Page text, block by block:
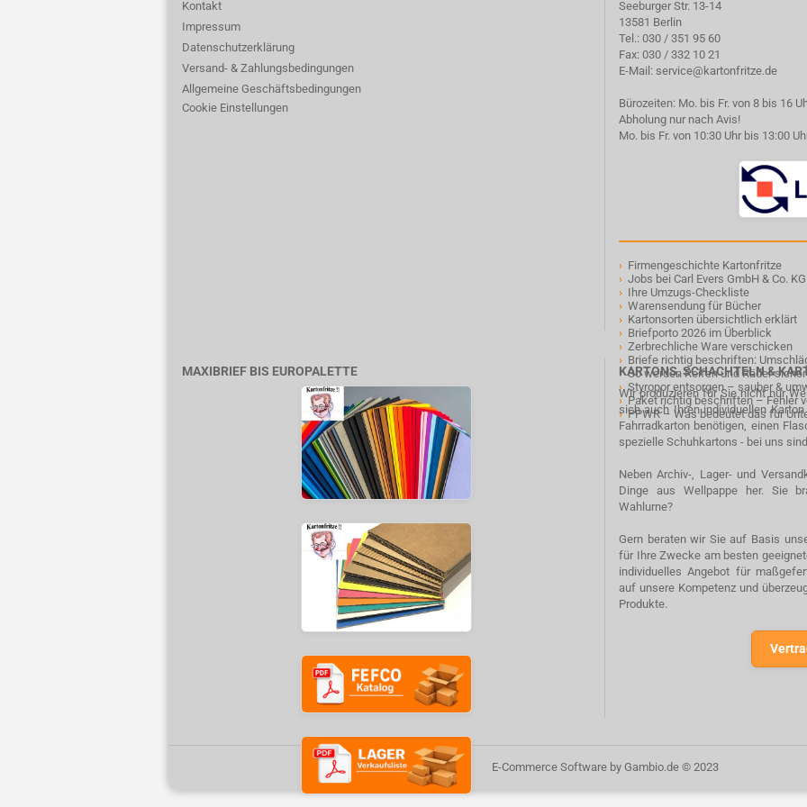
Kontakt
Impressum
Datenschutzerklärung
Versand- & Zahlungsbedingungen
Allgemeine Geschäftsbedingungen
Cookie Einstellungen
Seeburger Str. 13-14
13581 Berlin
Tel.: 030 / 351 95 60
Fax: 030 / 332 10 21
E-Mail: service@kartonfritze.de
Bürozeiten: Mo. bis Fr. von 8 bis 16
Abholung nur nach Avis!
Mo. bis Fr. von 10:30 Uhr bis 13:00
› Firmengeschichte Kartonfritze
› Jobs bei Carl Evers GmbH & Co. KG
› Ihre Umzugs-Checkliste
› Warensendung für Bücher
› Kartonsorten übersichtlich erklärt
› Briefporto 2026 im Überblick
› Zerbrechliche Ware verschicken
› Briefe richtig beschriften:
› So werden Reifen und Räder
› Styropor entsorgen – sauber &
› Paket richtig beschriften – Fehler
› PPWR – Was bedeutet das für
MAXIBRIEF BIS EUROPALETTE KARTONS, SCHACHTELN &
Wir produzieren für Sie nicht nur
sich auch Ihren individuellen
Fahrradkarton benötigen, einen
spezielle Schuhkartons - bei uns
Neben Archiv-, Lager- und
Dinge aus Wellpappe her. Sie
Wahlurne?
Gern beraten wir Sie auf Basis
für Ihre Zwecke am besten
individuelles Angebot für
auf unsere Kompetenz und
Produkte.
E-Commerce Software by Gambio.de © 2023